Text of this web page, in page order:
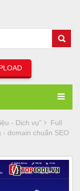
- Dịch vụ"
Full
domain chuẩn SEO